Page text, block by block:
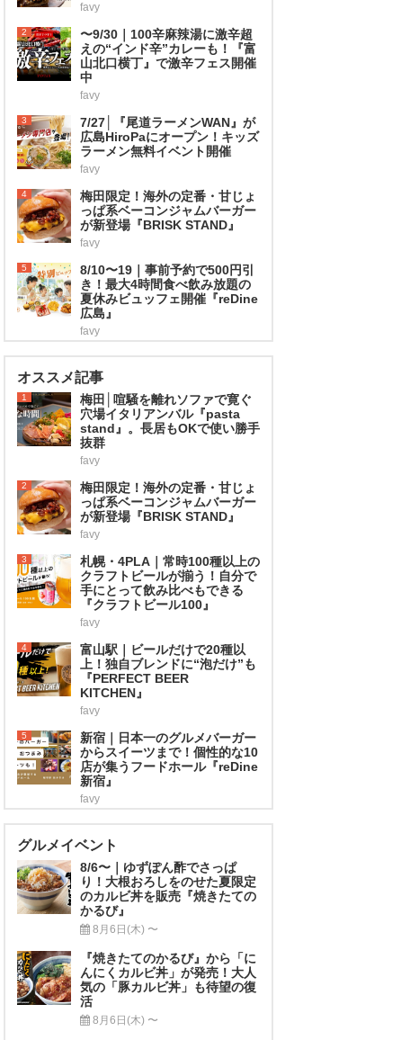
favy
2
〜9/30｜100辛麻辣湯に激辛超
えの“インド辛”カレーも！『富
山北口横丁』で激辛フェス開催
中
favy
3
7/27│『尾道ラーメンWAN』が
広島HiroPaにオープン！キッズ
ラーメン無料イベント開催
favy
4
梅田限定！海外の定番・甘じょ
っぱ系ベーコンジャムバーガー
が新登場『BRISK STAND』
favy
5
8/10〜19｜事前予約で500円引
き！最大4時間食べ飲み放題の
夏休みビュッフェ開催『reDine
広島』
favy
オススメ記事
1
梅田│喧騒を離れソファで寛ぐ
穴場イタリアンバル『pasta
stand』。長居もOKで使い勝手
抜群
favy
2
梅田限定！海外の定番・甘じょ
っぱ系ベーコンジャムバーガー
が新登場『BRISK STAND』
favy
3
札幌・4PLA｜常時100種以上の
クラフトビールが揃う！自分で
手にとって飲み比べもできる
『クラフトビール100』
favy
4
富山駅｜ビールだけで20種以
上！独自ブレンドに“泡だけ”も
『PERFECT BEER
KITCHEN』
favy
5
新宿｜日本一のグルメバーガー
からスイーツまで！個性的な10
店が集うフードホール『reDine
新宿』
favy
グルメイベント
8/6〜｜ゆずぽん酢でさっぱ
り！大根おろしをのせた夏限定
のカルビ丼を販売『焼きたての
かるび』
8月6日(木) 〜
『焼きたてのかるび』から「に
んにくカルビ丼」が発売！大人
気の「豚カルビ丼」も待望の復
活
8月6日(木) 〜